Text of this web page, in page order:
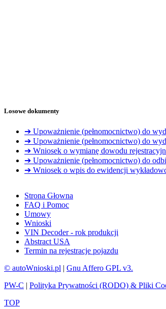
Losowe dokumenty
➔ Upoważnienie (pełnomocnictwo) do
➔ Upoważnienie (pełnomocnictwo) do
➔ Wniosek o wymianę dowodu
➔ Upoważnienie (pełnomocnictwo) do
➔ Wniosek o wpis do ewidencji
Strona Głowna
FAQ i Pomoc
Umowy
Wnioski
VIN Decoder - rok produkcji
Abstract USA
Termin na rejestracje pojazdu
© autoWnioski.pl | Gnu Affero GPL v3.
PW-C | Polityka Prywatności (RODO) & Pliki
TOP